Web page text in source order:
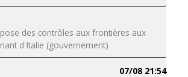
des contrôles aux frontières aux
d'Italie (gouvernement)
07/08 21:54